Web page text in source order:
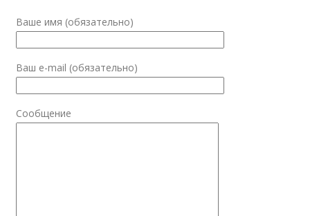
Ваше имя (обязательно)
Ваш e-mail (обязательно)
Сообщение